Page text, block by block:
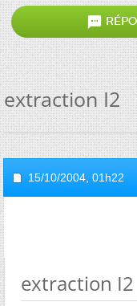

extraction I2
15/10/2004, 01h22
extraction I2